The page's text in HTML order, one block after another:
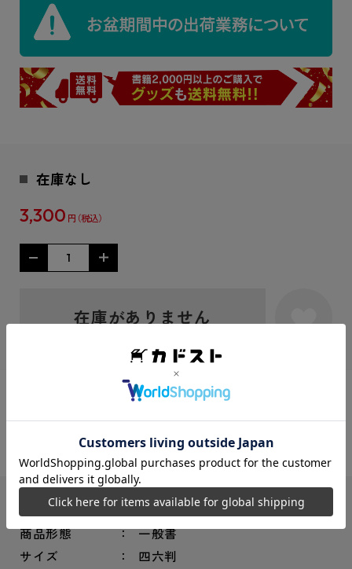
在庫なし
3,300 円
在庫がありません
シェアする：
ISBNコード
9784040104041
商品形態
一般書
サイズ
四六判